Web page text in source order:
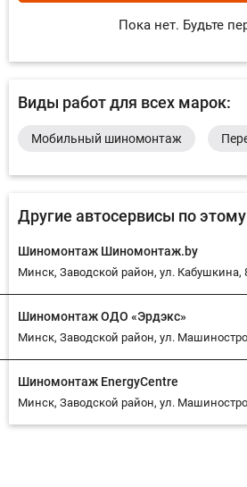
Пока нет. Будьте
Виды работ для всех марок:
Мобильный шиномонтаж
Другие автосервисы по
Шиномонтаж Шиномонтаж.by
Минск, Заводской район, ул. Кабушкина,
Шиномонтаж ОДО «Эрдэкс»
Минск, Заводской район, ул.
Шиномонтаж EnergyCentre
Минск, Заводской район, ул.